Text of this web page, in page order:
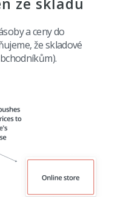
a ceny do
že skladové